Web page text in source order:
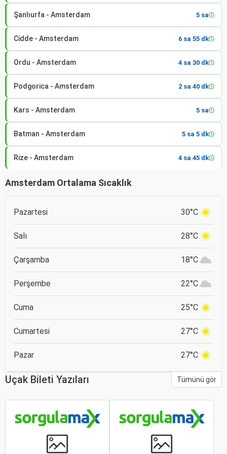
Şanlıurfa - Amsterdam 5 sa
Cidde - Amsterdam 6 sa 55 dk
Ordu - Amsterdam 4 sa 30 dk
Podgorica - Amsterdam 2 sa 40 dk
Kars - Amsterdam 5 sa
Batman - Amsterdam 5 sa 5 dk
Rize - Amsterdam 4 sa 45 dk
Amsterdam Ortalama Sıcaklık
Pazartesi 30°C
Salı 28°C
Çarşamba 18°C
Perşembe 22°C
Cuma 25°C
Cumartesi 27°C
Pazar 27°C
Uçak Bileti Yazıları Tümünü gör